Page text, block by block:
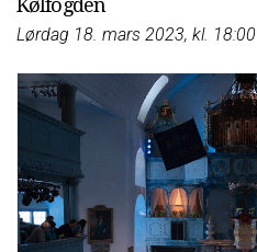
Kølfogden
Lørdag 18. mars 2023, kl. 18:00